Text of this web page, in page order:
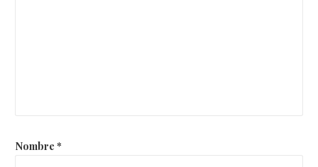
Nombre *